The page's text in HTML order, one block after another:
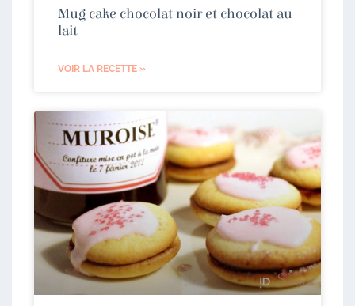
Mug cake chocolat noir et chocolat au
lait
VOIR LA RECETTE »